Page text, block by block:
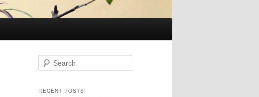
e
rRECENT POSTS